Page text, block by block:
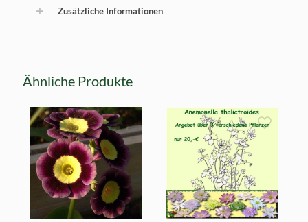
Zusätzliche Informationen
Ähnliche Produkte